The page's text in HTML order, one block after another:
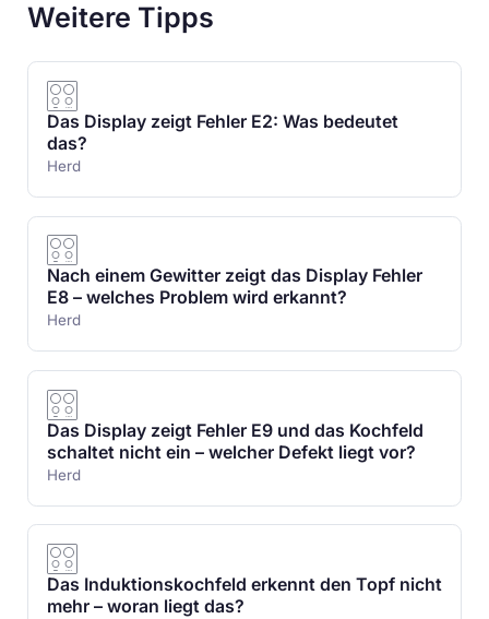
Weitere Tipps
Das Display zeigt Fehler E2: Was bedeutet
das?
Herd
Nach einem Gewitter zeigt das Display Fehler
E8 – welches Problem wird erkannt?
Herd
Das Display zeigt Fehler E9 und das Kochfeld
schaltet nicht ein – welcher Defekt liegt vor?
Herd
Das Induktionskochfeld erkennt den Topf nicht
mehr – woran liegt das?